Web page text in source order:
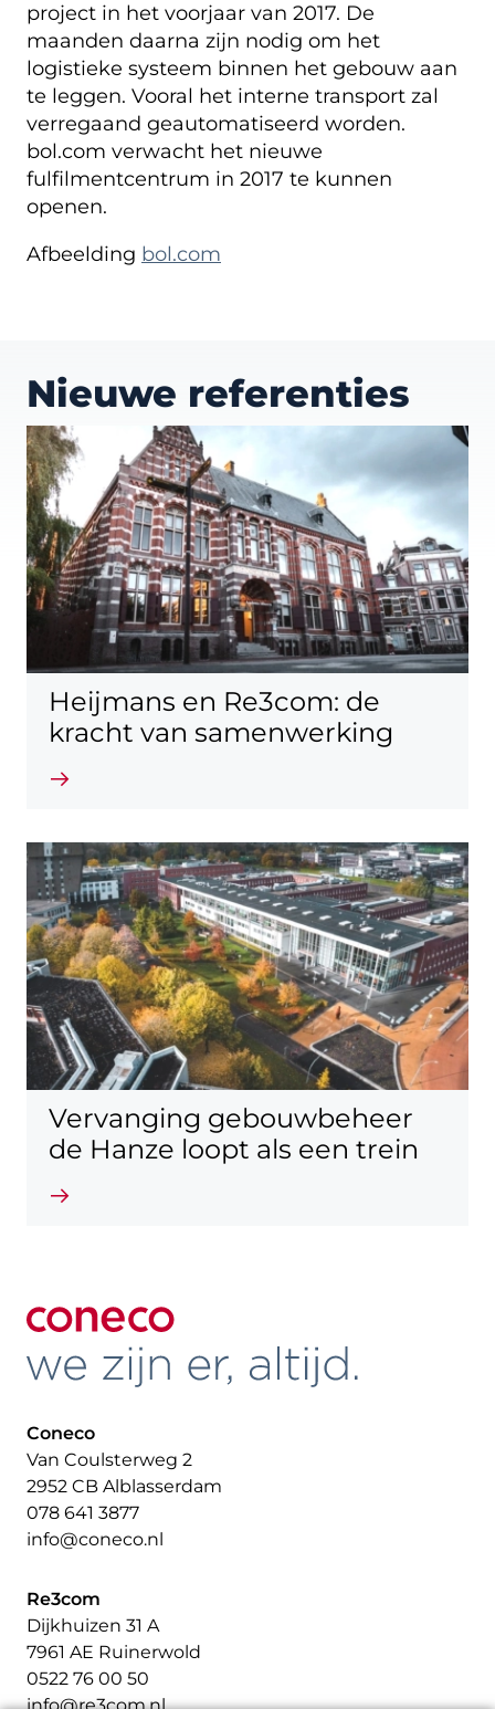
project in het voorjaar van 2017. De
maanden daarna zijn nodig om het
logistieke systeem binnen het gebouw aan
te leggen. Vooral het interne transport zal
verregaand geautomatiseerd worden.
bol.com verwacht het nieuwe
fulfilmentcentrum in 2017 te kunnen
openen.
Afbeelding bol.com
Nieuwe referenties
Heijmans en Re3com: de
kracht van samenwerking
Lees verder
Vervanging gebouwbeheer
de Hanze loopt als een trein
Lees verder
Coneco
Van Coulsterweg 2
2952 CB Alblasserdam
078 641 3877
info@coneco.nl
Re3com
Dijkhuizen 31 A
7961 AE Ruinerwold
0522 76 00 50